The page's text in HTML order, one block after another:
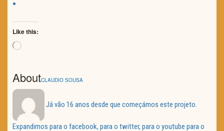
Like this:
Loading…
AboutCLAUDIO SOUSA
Já vão 16 anos desde que começámos este projeto.
Expandimos para o facebook, para o twitter, para o youtube para o